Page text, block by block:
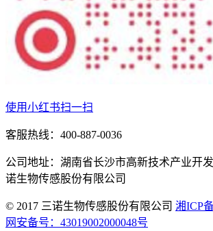
使用小红书扫一扫
客服热线：400-887-0036
公司地址：湖南省长沙市高新技术产业开
诺生物传感股份有限公司
© 2017 三诺生物传感股份有限公司 湘ICP
网安备号：43019002000048号